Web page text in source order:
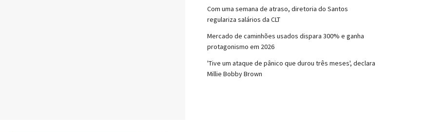
Com uma semana de atraso, diretoria do Santos
regulariza salários da CLT
Mercado de caminhões usados dispara 300% e ganha
protagonismo em 2026
'Tive um ataque de pânico que durou três meses', declara
Millie Bobby Brown